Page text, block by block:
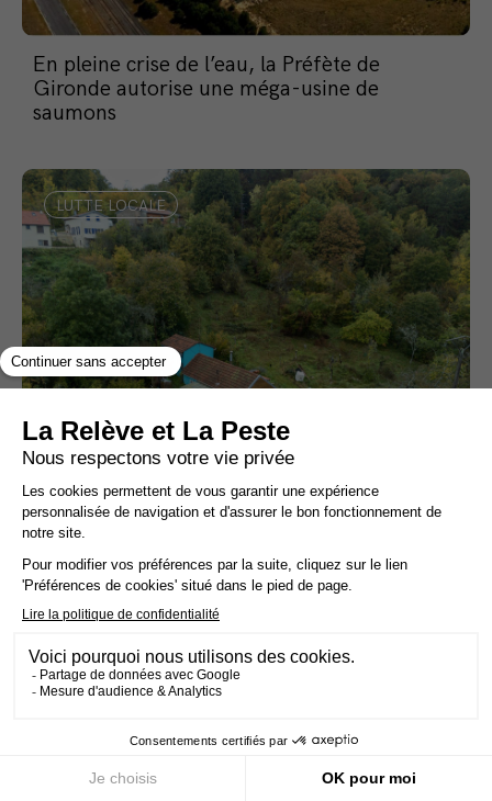
En pleine crise de l’eau, la Préfète de
Gironde autorise une méga-usine de
saumons
LUTTE LOCALE
Face à la bétonisation, un couple se bat pour
sauver 18 ha redevenus sauvages